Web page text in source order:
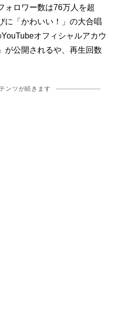
ォロワー数は76万人を超
に「かわいい！」の大合唱
オフィシャルアカウ
が公開されるや、再生回数
ンツが続きます